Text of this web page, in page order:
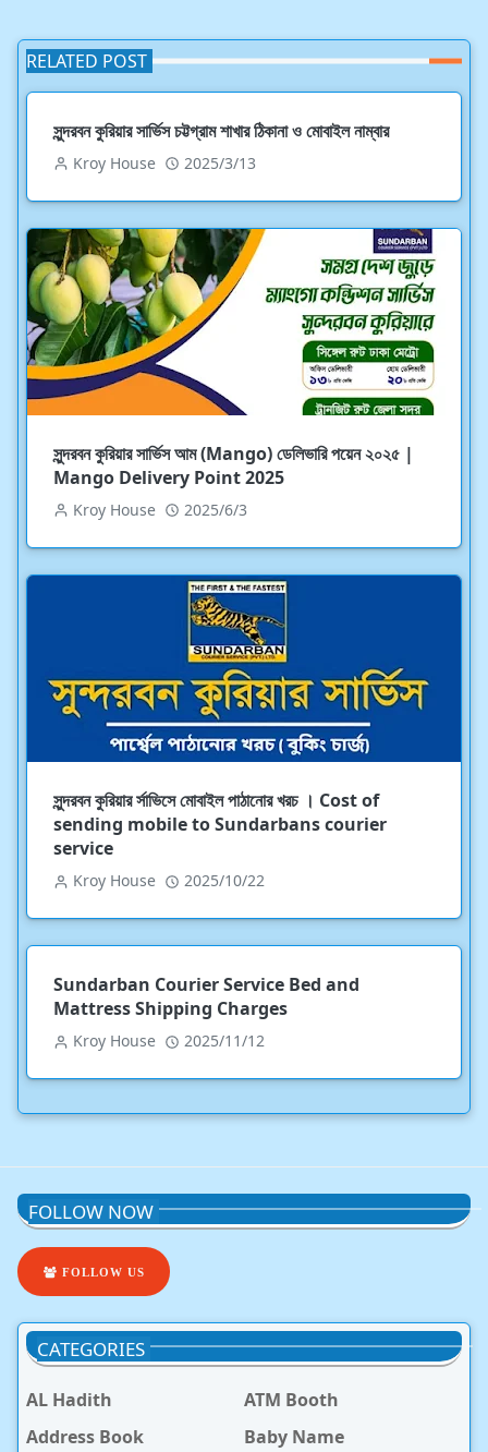
RELATED POST
সুন্দরবন কুরিয়ার সার্ভিস চট্টগ্রাম শাখার ঠিকানা ও মোবাইল নাম্বার
Kroy House 2025/3/13
সুন্দরবন কুরিয়ার সার্ভিস আম (Mango) ডেলিভারি পয়েন ২০২৫ |
Mango Delivery Point 2025
Kroy House 2025/6/3
সুন্দরবন কুরিয়ার র্সাভিসে মোবাইল পাঠানোর খরচ । Cost of
sending mobile to Sundarbans courier
service
Kroy House 2025/10/22
Sundarban Courier Service Bed and
Mattress Shipping Charges
Kroy House 2025/11/12
FOLLOW NOW
FOLLOW US
CATEGORIES
AL Hadith
ATM Booth
Address Book
Baby Name